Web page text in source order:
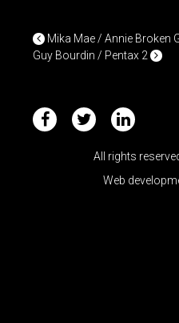
POST
Mika Mae / Annie Broken
Guy Bourdin / Pentax 2
All rights
Web